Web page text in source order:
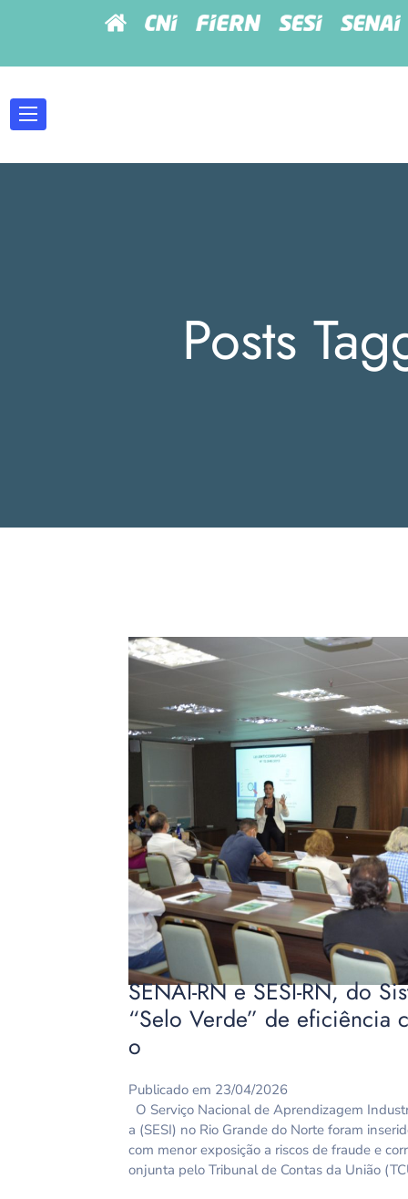
Posts
SENAI-RN e SESI-RN, do
“Selo Verde” de eficiência
o
Publicado em 23/04/2026
O Serviço Nacional de Aprendizagem
a (SESI) no Rio Grande do Norte foram
com menor exposição a riscos de fraude e
onjunta pelo Tribunal de Contas da União